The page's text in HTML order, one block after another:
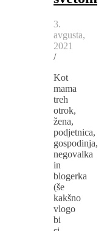
3.
avgusta,
2021
/
Kot
mama
treh
otrok,
žena,
podjetnica,
gospodinja,
negovalka
in
blogerka
(še
kakšno
vlogo
bi